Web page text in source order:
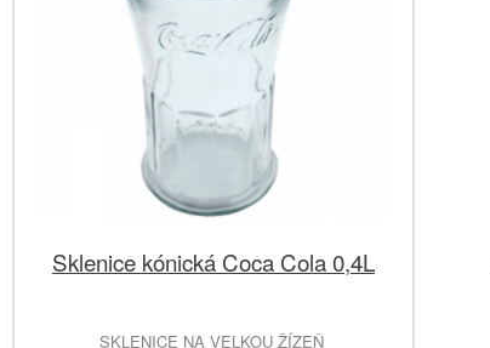
Sklenice kónická Coca Cola 0,4L
SKLENICE NA VELKOU ŽÍZEŇ